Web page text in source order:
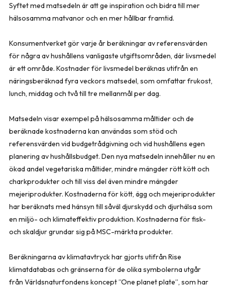
Syftet med matsedeln är att ge inspiration och bidra till mer
hälsosamma matvanor och en mer hållbar framtid.
Konsumentverket gör varje år beräkningar av referensvärden
för några av hushållens vanligaste utgiftsområden, där livsmedel
är ett område. Kostnader för livsmedel beräknas utifrån en
näringsberäknad fyra veckors matsedel, som omfattar frukost,
lunch, middag och två till tre mellanmål per dag.
Matsedeln visar exempel på hälsosamma måltider och de
beräknade kostnaderna kan användas som stöd och
referensvärden vid budgetrådgivning och vid hushållens egen
planering av hushållsbudget. Den nya matsedeln innehåller nu en
ökad andel vegetariska måltider, mindre mängder rött kött och
charkprodukter och till viss del även mindre mängder
mejeriprodukter. Kostnaderna för kött, ägg och mejeriprodukter
har beräknats med hänsyn till såväl djurskydd och djurhälsa som
en miljö- och klimateffektiv produktion. Kostnaderna för fisk-
och skaldjur grundar sig på MSC-märkta produkter.
Beräkningarna av klimatavtryck har gjorts utifrån Rise
klimatdatabas och gränserna för de olika symbolerna utgår
från Världsnaturfondens koncept ”One planet plate”, som har